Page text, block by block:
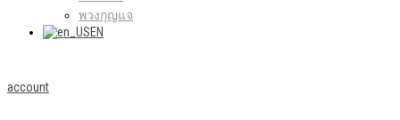
พวงกุญแจ
EN
account